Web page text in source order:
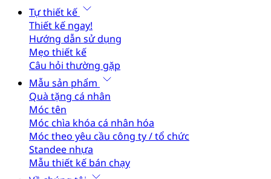
Tự thiết kế
Thiết kế ngay!
Hướng dẫn sử dụng
Mẹo thiết kế
Câu hỏi thường gặp
Mẫu sản phẩm
Quà tặng cá nhân
Móc tên
Móc chìa khóa cá nhân hóa
Móc theo yêu cầu công ty / tổ chức
Standee nhựa
Mẫu thiết kế bán chạy